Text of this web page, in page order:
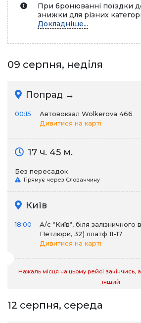
При бронюванні поїздки
знижки для різних
Докладніше...
09 серпня, неділя
Попрад →
00:15
Автовокзал Wolkerova 466
Дивитися на карті
17 ч. 45 м.
Без пересадок
Прямує через Словаччину
Київ
18:00
А/c “Київ“, біля залізничного
Петлюри, 32) платф 11-17
Дивитися на карті
Нажаль місця на цьому рейсі закінчись,
інший
12 серпня, середа